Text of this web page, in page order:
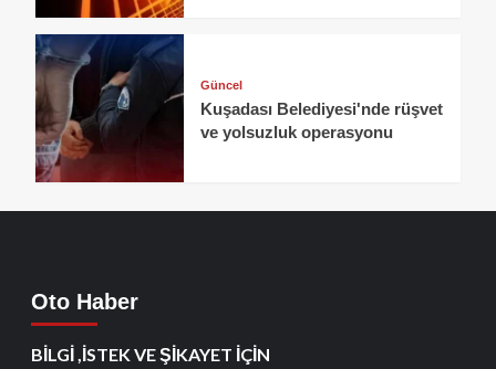
Güncel
Kuşadası Belediyesi'nde rüşvet
ve yolsuzluk operasyonu
Oto Haber
BİLGİ ,İSTEK VE ŞİKAYET İÇİN